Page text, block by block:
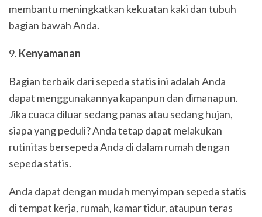
membantu meningkatkan kekuatan kaki dan tubuh
bagian bawah Anda.
Kenyamanan
Bagian terbaik dari sepeda statis ini adalah Anda
dapat menggunakannya kapanpun dan dimanapun.
Jika cuaca diluar sedang panas atau sedang hujan,
siapa yang peduli? Anda tetap dapat melakukan
rutinitas bersepeda Anda di dalam rumah dengan
sepeda statis.
Anda dapat dengan mudah menyimpan sepeda statis
di tempat kerja, rumah, kamar tidur, ataupun teras